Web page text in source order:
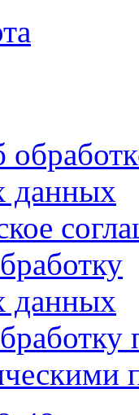
данных
данных